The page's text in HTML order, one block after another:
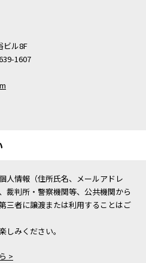
ビル8F
1607
人情報（住所氏名、メールアドレ
裁判所・警察機関等、公共機関から
三者に譲渡または利用することはご
しみください。
>